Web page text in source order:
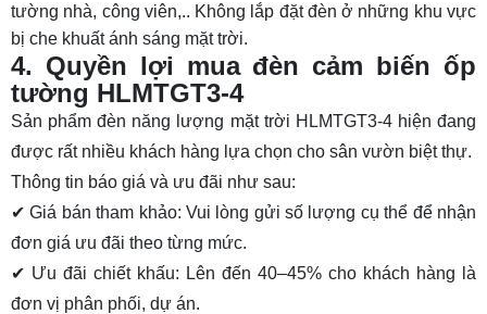
tường nhà, công viên,.. Không lắp đặt đèn ở những khu vực
bị che khuất ánh sáng mặt trời.
4. Quyền lợi mua đèn cảm biến ốp
tường HLMTGT3-4
Sản phẩm đèn năng lượng mặt trời HLMTGT3-4 hiện đang
được rất nhiều khách hàng lựa chọn cho sân vườn biệt thự.
Thông tin báo giá và ưu đãi như sau:
✔ Giá bán tham khảo: Vui lòng gửi số lượng cụ thể để nhận
đơn giá ưu đãi theo từng mức.
✔ Ưu đãi chiết khấu: Lên đến 40–45% cho khách hàng là
đơn vị phân phối, dự án.